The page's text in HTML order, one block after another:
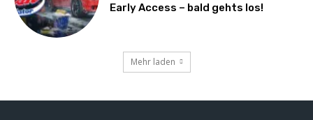
Early Access – bald gehts los!
Mehr laden